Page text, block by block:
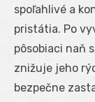
spoľahlivé a
pristátia. Po
pôsobiaci naň
znižuje jeho
bezpečne